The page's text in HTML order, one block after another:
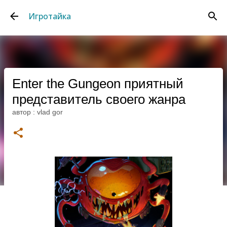
Игротайка
Enter the Gungeon приятный
представитель своего жанра
автор : vlad gor